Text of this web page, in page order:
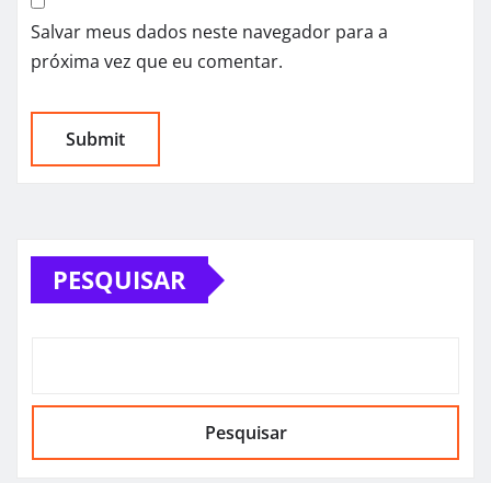
Salvar meus dados neste navegador para a
próxima vez que eu comentar.
PESQUISAR
Pesquisar